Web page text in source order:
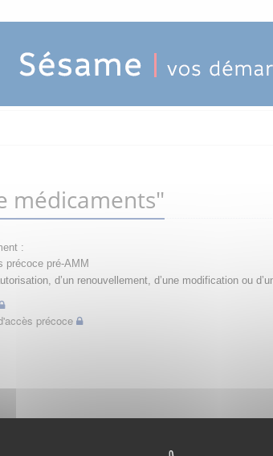
médicaments"
:
précoce pré-AMM
d’un renouvellement, d’une modification ou
précoce